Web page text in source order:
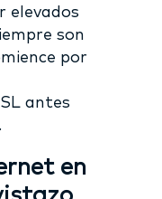
elevados
son
por
antes
en